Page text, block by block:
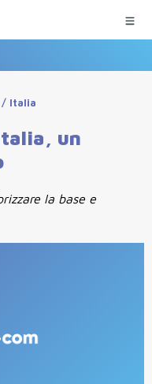
/ Italia
un
la base e